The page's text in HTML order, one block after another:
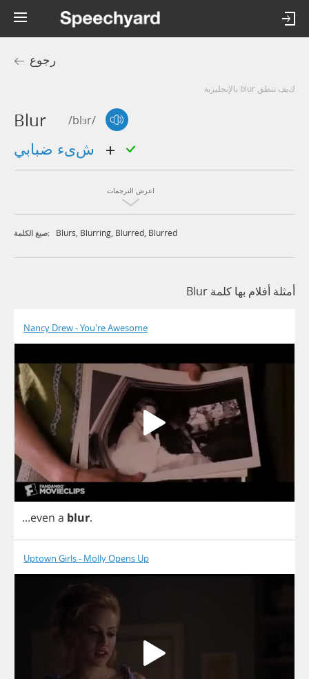
رجوع
كيف تنطق blur بالإنجليزية
Blur /blɜr/
اعرض الترجمات
صيغ الكلمة: Blurs, Blurring, Blurred, Blurred
أمثلة أفلام بها كلمة Blur
Nancy Drew - You're Awesome
...even a blur.
Uptown Girls - Molly Opens Up